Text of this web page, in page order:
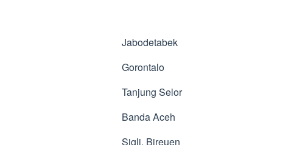
Jabodetabek
Gorontalo
Tanjung Selor
Banda Aceh
Sigli, Bireuen